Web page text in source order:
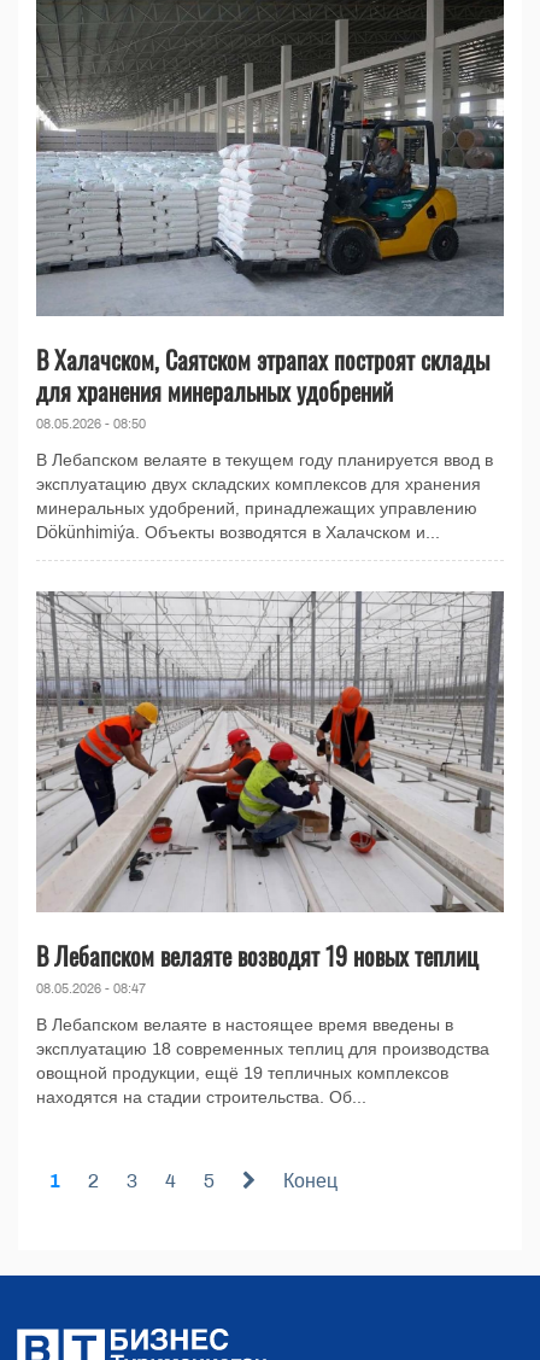
В Халачском, Саятском этрапах построят склады
для хранения минеральных удобрений
08.05.2026 - 08:50
В Лебапском велаяте в текущем году планируется ввод в
эксплуатацию двух складских комплексов для хранения
минеральных удобрений, принадлежащих управлению
Dökünhimiýa. Объекты возводятся в Халачском и...
В Лебапском велаяте возводят 19 новых теплиц
08.05.2026 - 08:47
В Лебапском велаяте в настоящее время введены в
эксплуатацию 18 современных теплиц для производства
овощной продукции, ещё 19 тепличных комплексов
находятся на стадии строительства. Об...
1 2 3 4 5 Конец